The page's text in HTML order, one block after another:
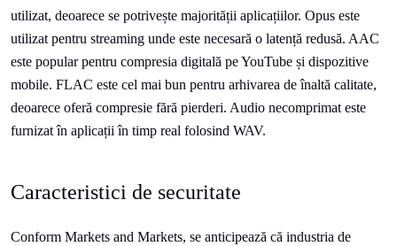
utilizat, deoarece se potrivește majorității aplicațiilor. Opus este
utilizat pentru streaming unde este necesară o latență redusă. AAC
este popular pentru compresia digitală pe YouTube și dispozitive
mobile. FLAC este cel mai bun pentru arhivarea de înaltă calitate,
deoarece oferă compresie fără pierderi. Audio necomprimat este
furnizat în aplicații în timp real folosind WAV.
Caracteristici de securitate
Conform Markets and Markets, se anticipează că industria de